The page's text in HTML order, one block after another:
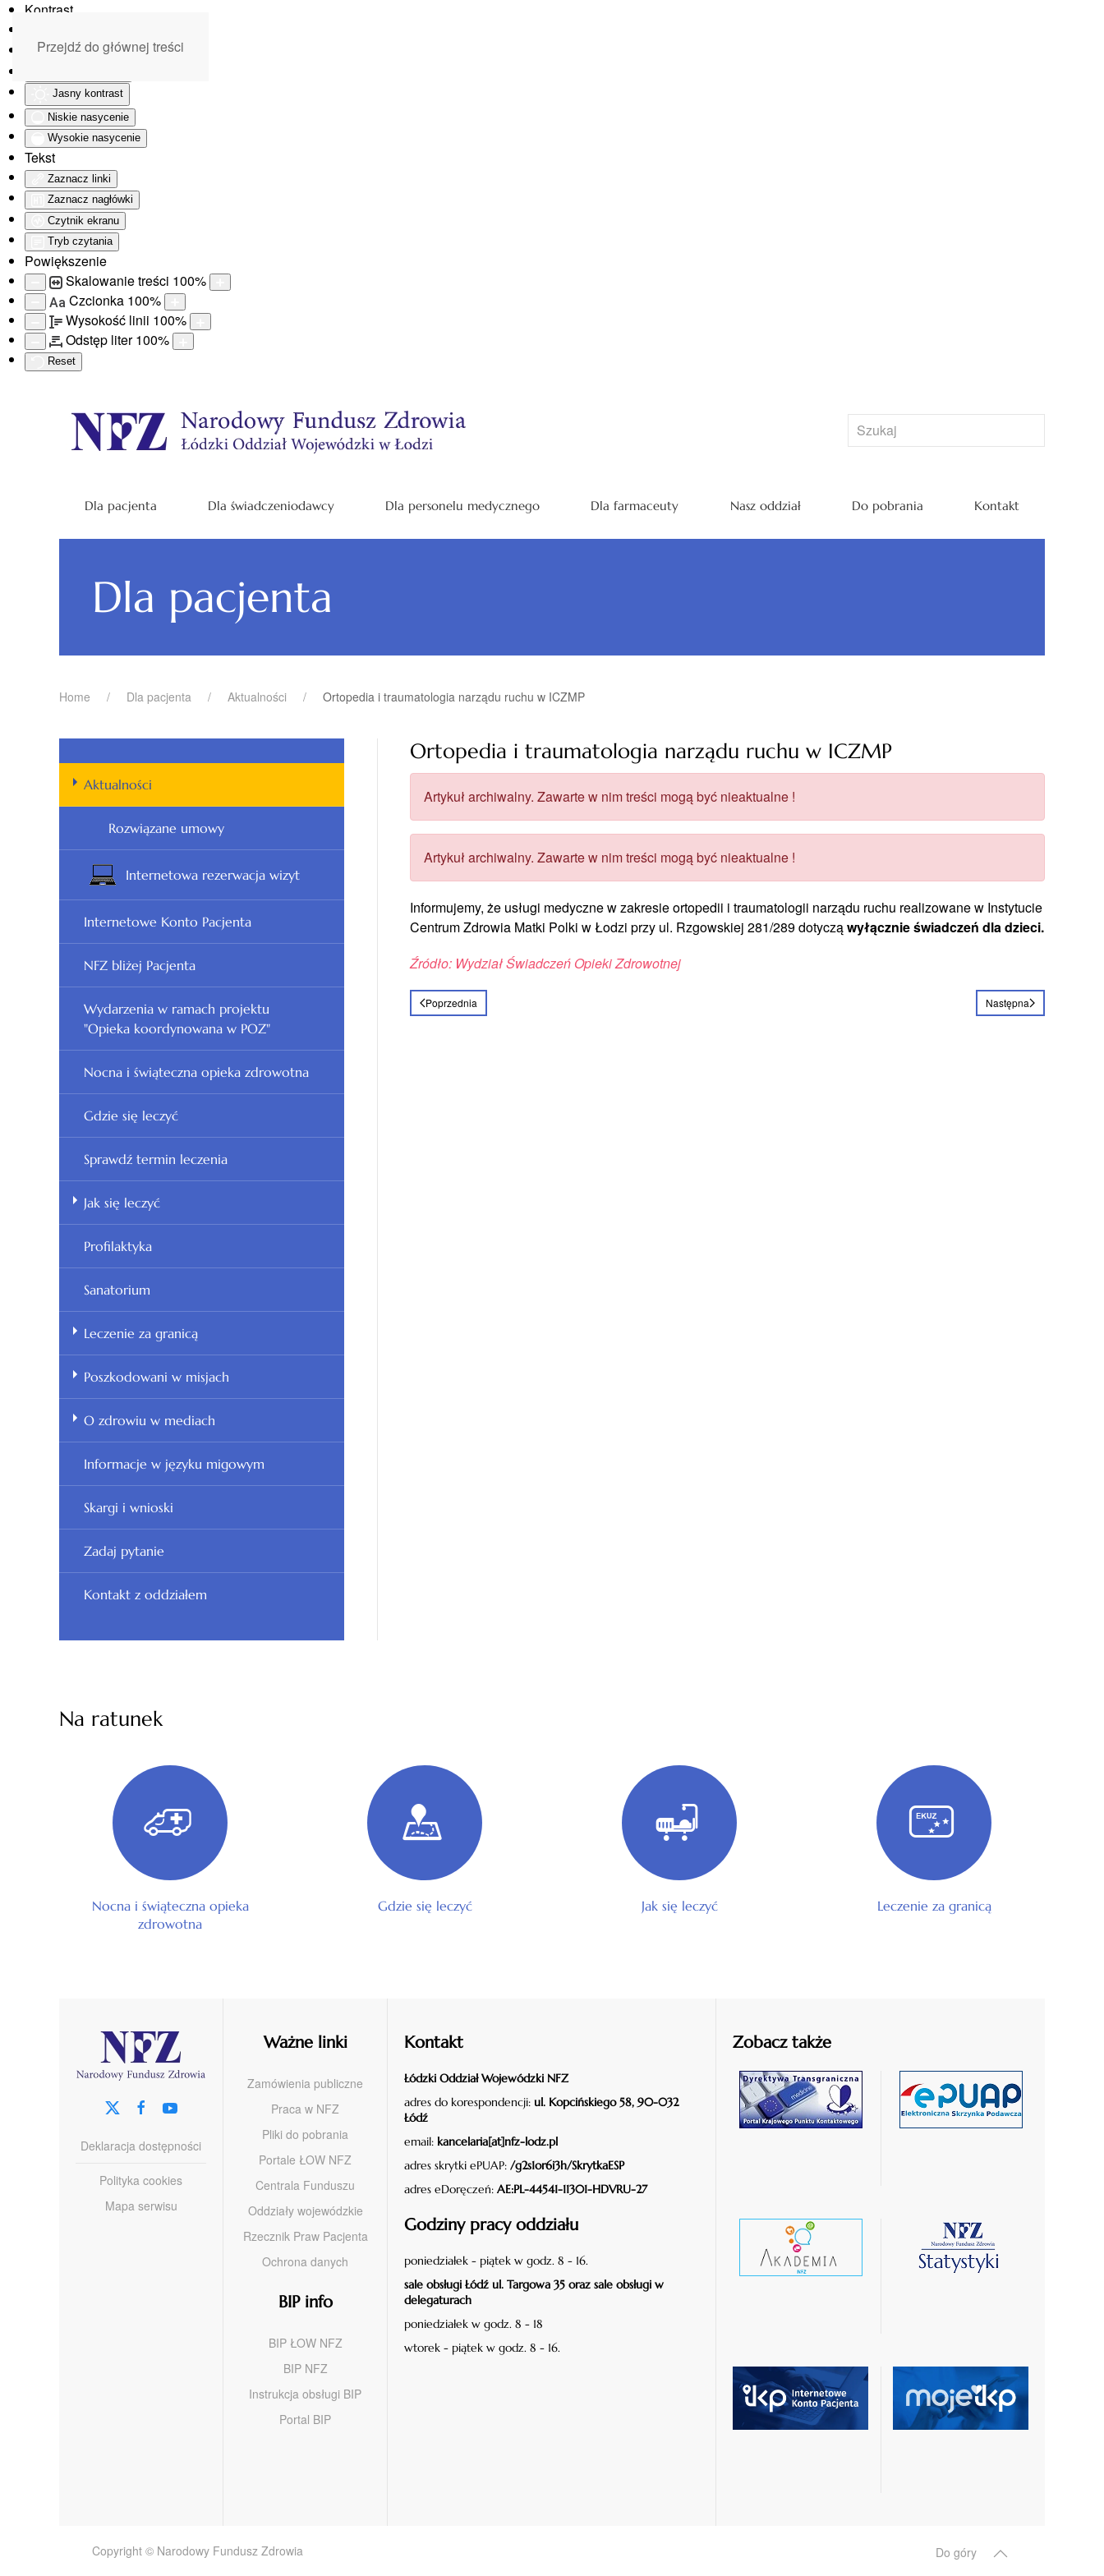
Kontrast
Monochromatyczny
Jasny kontrast
Niskie nasycenie
Wysokie nasycenie
Tekst
Zaznacz linki
Zaznacz nagłówki
Czytnik ekranu
Tryb czytania
Powiększenie
Skalowanie treści 100%
Aa Czcionka 100%
Wysokość linii 100%
Odstęp liter100%
Reset
Przejdź do głównej treści
Dla pacjenta Dla świadczeniodawcy Dla personelu medycznego Dla farmaceuty Nasz oddział Do pobrania Kontakt
Dla pacjenta
Home Dla pacjenta Aktualności Ortopedia i traumatologia narządu ruchu w ICZMP
Ortopedia i traumatologia narządu ruchu w ICZMP
Artykuł archiwalny. Zawarte w nim treści mogą być nieaktualne !
Artykuł archiwalny. Zawarte w nim treści mogą być nieaktualne !
Informujemy, że usługi medyczne w zakresie ortopedii i traumatologii narządu ruchu realizowane w Instytucie
Centrum Zdrowia Matki Polki w Łodzi przy ul. Rzgowskiej 281/289 dotycząwyłącznie świadczeń dla dzieci.
Źródło: Wydział Świadczeń Opieki Zdrowotnej
Poprzednia Następna
Aktualności
Rozwiązane umowy
Internetowa rezerwacja wizyt
Internetowe Konto Pacjenta
NFZ bliżej Pacjenta
Wydarzenia w ramach projektu
"Opieka koordynowana w POZ"
Nocna i świąteczna opieka zdrowotna
Gdzie się leczyć
Sprawdź termin leczenia
Jak się leczyć
Profilaktyka
Sanatorium
Leczenie za granicą
Poszkodowani w misjach
O zdrowiu w mediach
Informacje w języku migowym
Skargi i wnioski
Zadaj pytanie
Kontakt z oddziałem
Na ratunek
Nocna i świąteczna opieka
zdrowotna
Gdzie się leczyć Jak się leczyć Leczenie za granicą
Deklaracja dostępności
Polityka cookies
Mapa serwisu
Ważne linki
Zamówienia publiczne
Praca w NFZ
Pliki do pobrania
Portale ŁOW NFZ
Centrala Funduszu
Oddziały wojewódzkie
Rzecznik Praw Pacjenta
Ochrona danych
BIP info
BIP ŁOW NFZ
BIP NFZ
Instrukcja obsługi BIP
Portal BIP
Kontakt
Łódzki Oddział Wojewódzki NFZ
adres do korespondencji: ul. Kopcińskiego 58, 90-032
Łódź
email: kancelaria[at]nfz-lodz.pl
adres skrytki ePUAP: /g2s1or6i3h/SkrytkaESP
adres eDoręczeń: AE:PL-44541-11301-HDVRU-27
Godziny pracy oddziału
poniedziałek - piątek w godz. 8 - 16.
sale obsługi Łódź ul. Targowa 35 oraz sale obsługi w
delegaturach
poniedziałek w godz. 8 - 18
wtorek - piątek w godz. 8 - 16.
Zobacz także
czytaj
czytaj
czytaj
czytaj
czytaj
czytaj
Copyright © Narodowy Fundusz Zdrowia Do góry